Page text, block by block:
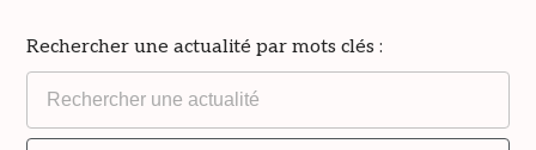
Rechercher une actualité par mots clés :